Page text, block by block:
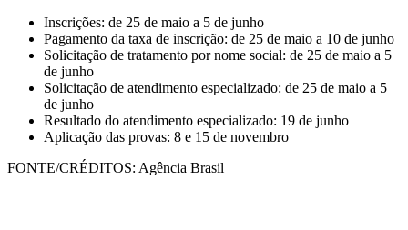
Inscrições: de 25 de maio a 5 de junho
Pagamento da taxa de inscrição: de 25 de maio a 10 de junho
Solicitação de tratamento por nome social: de 25 de maio a 5
de junho
Solicitação de atendimento especializado: de 25 de maio a 5
de junho
Resultado do atendimento especializado: 19 de junho
Aplicação das provas: 8 e 15 de novembro
FONTE/CRÉDITOS: Agência Brasil